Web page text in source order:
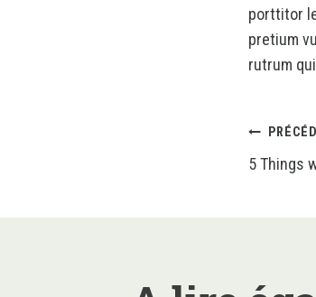
porttitor
pretium
rutrum
5 Things